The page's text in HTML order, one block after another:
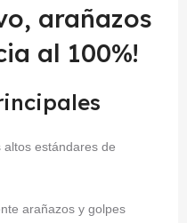
arañazos
al 100%!
altos estándares de
arañazos y golpes